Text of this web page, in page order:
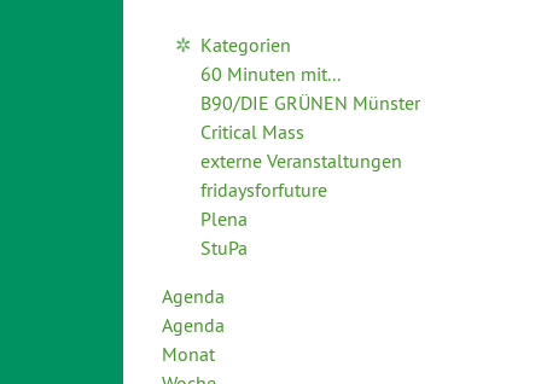
Kategorien
60 Minuten mit...
B90/DIE GRÜNEN Münster
Critical Mass
externe Veranstaltungen
fridaysforfuture
Plena
StuPa
Agenda
Agenda
Monat